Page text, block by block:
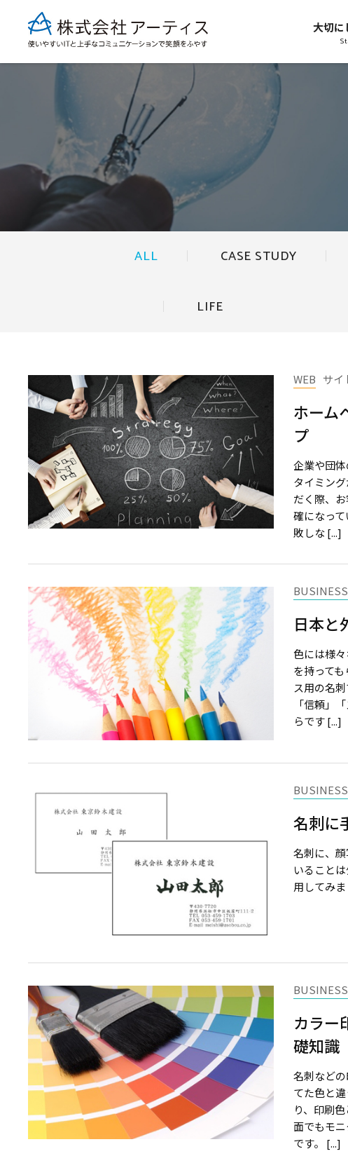
大切に
ALL CASE STUDY
LIFE
WEB サイ
ホーム
プ
企業や団
タイミン
だく際、
確になっ
敗しな [...]
BUSINESS
日本と
色には様
を持って
ス用の名
「信頼」
らです [...]
BUSINESS
名刺に
名刺に、
いること
用してみ
BUSINESS
カラー
礎知識
名刺など
てた色と
り、印刷
面でもモ
です。 [...]